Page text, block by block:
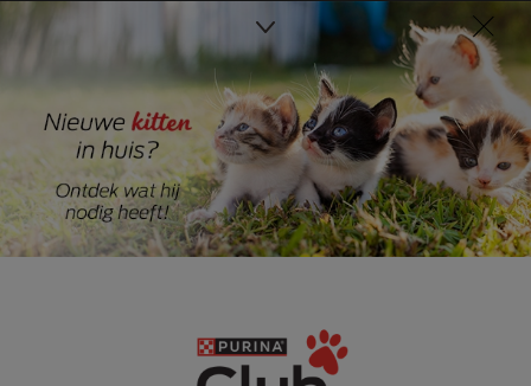
Neem contact op
Bel ons:0800-0228383
Volg ons
facebook instagram youtube